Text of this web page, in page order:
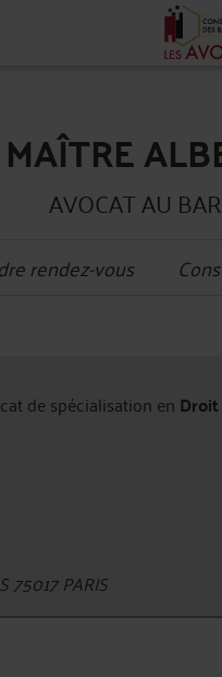
MAÎTRE
AVOCAT AU
rendez-vous
de spécialisation en Droit
75017 PARIS